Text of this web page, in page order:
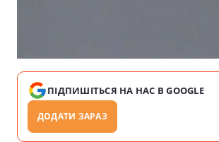
ПІДПИШІТЬСЯ НА НАС В GOOGLE
ДОДАТИ ЗАРАЗ